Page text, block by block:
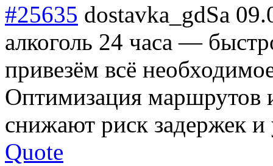
#25635 dostavka_gdSa
алкоголь 24 часа —
привезём всё
Оптимизация маршрутов
снижают риск задержек и
Quote